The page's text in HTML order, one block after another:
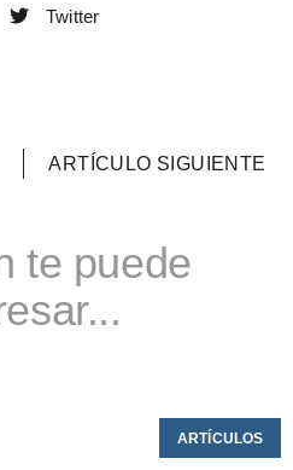
Twitter
ARTÍCULO SIGUIENTE
te puede
ARTÍCULOS